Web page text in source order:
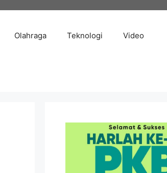
Olahraga Teknologi Video